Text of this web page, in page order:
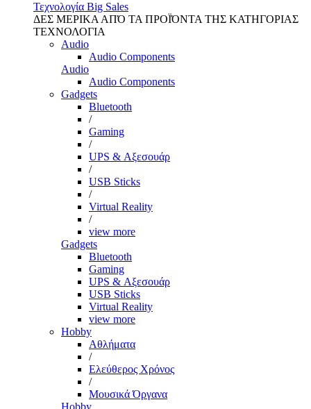
Τεχνολογία Big Sales
ΔΕΣ ΜΕΡΙΚΑ ΑΠΌ ΤΑ ΠΡΟΪΌΝΤΑ ΤΗΣ ΚΑΤΗΓΟΡΙΑΣ
ΤΕΧΝΟΛΟΓΙΑ
Audio
Audio Components
Audio
Audio Components
Gadgets
Bluetooth
/
Gaming
/
UPS & Αξεσουάρ
/
USB Sticks
/
Virtual Reality
/
view more
Gadgets
Bluetooth
Gaming
UPS & Αξεσουάρ
USB Sticks
Virtual Reality
view more
Hobby
Αθλήματα
/
Ελεύθερος Χρόνος
/
Μουσικά Όργανα
Hobby